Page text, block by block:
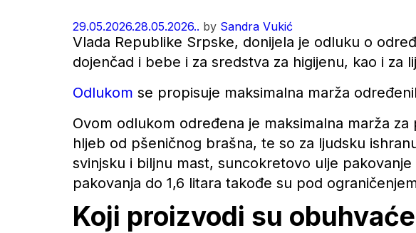
29.05.2026.28.05.2026.. by Sandra Vukić
Vlada Republike Srpske, donijela je odluku o
dojenčad i bebe i za sredstva za higijenu, kao i za
Odlukom se propisuje maksimalna marža
Ovom odlukom određena je maksimalna marža
hljeb od pšeničnog brašna, te so za ljudsku
svinjsku i biljnu mast, suncokretovo ulje
pakovanja do 1,6 litara takođe su pod
Koji proizvodi su